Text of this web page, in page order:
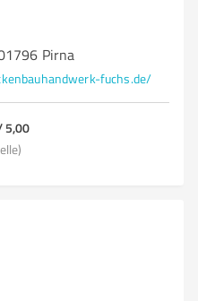
Pirna
fuchs.de/
5,00